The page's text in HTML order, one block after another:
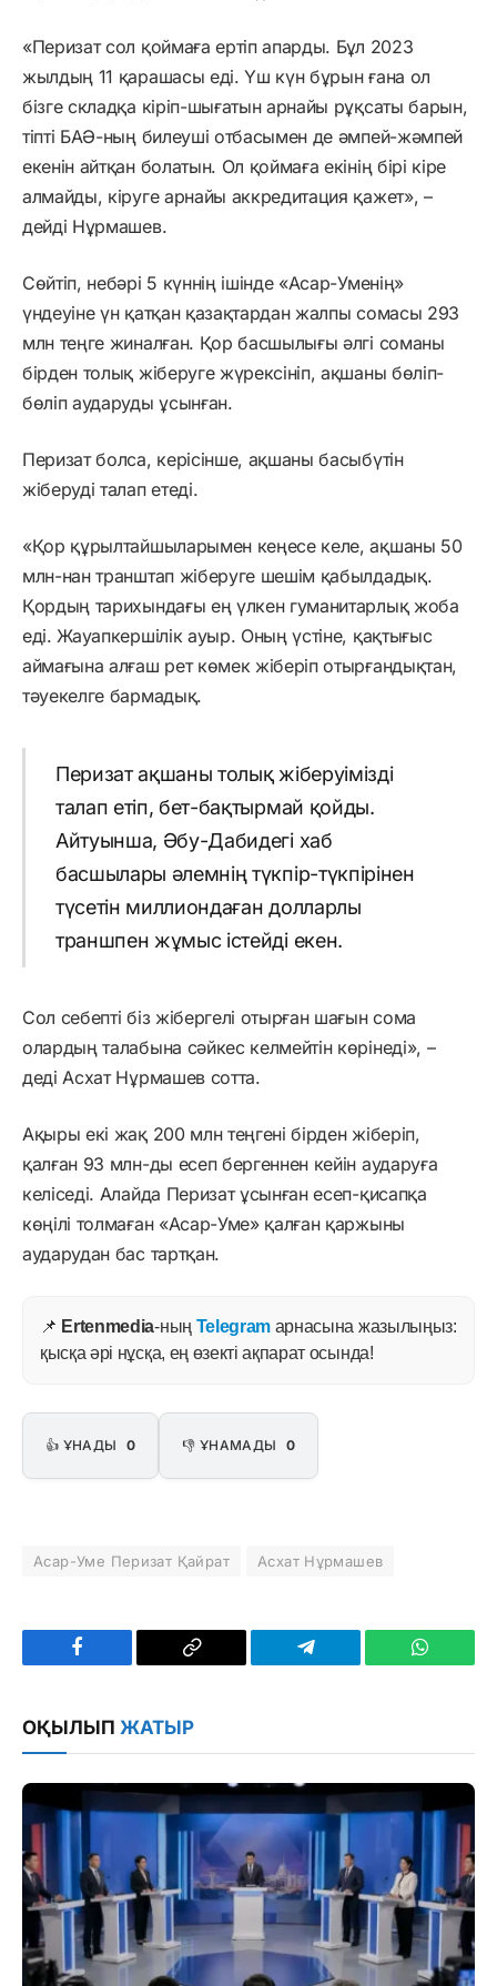
«Перизат сол қоймаға ертіп апарды. Бұл 2023
жылдың 11 қарашасы еді. Үш күн бұрын ғана ол
бізге складқа кіріп-шығатын арнайы рұқсаты барын,
тіпті БАӘ-ның билеуші отбасымен де әмпей-жәмпей
екенін айтқан болатын. Ол қоймаға екінің бірі кіре
алмайды, кіруге арнайы аккредитация қажет», –
дейді Нұрмашев.
Сөйтіп, небәрі 5 күннің ішінде «Асар-Уменің»
үндеуіне үн қатқан қазақтардан жалпы сомасы 293
млн теңге жиналған. Қор басшылығы әлгі соманы
бірден толық жіберуге жүрексініп, ақшаны бөліп-
бөліп аударуды ұсынған.
Перизат болса, керісінше, ақшаны басыбүтін
жіберуді талап етеді.
«Қор құрылтайшыларымен кеңесе келе, ақшаны 50
млн-нан транштап жіберуге шешім қабылдадық.
Қордың тарихындағы ең үлкен гуманитарлық жоба
еді. Жауапкершілік ауыр. Оның үстіне, қақтығыс
аймағына алғаш рет көмек жіберіп отырғандықтан,
тәуекелге бармадық.
Перизат ақшаны толық жіберуімізді
талап етіп, бет-бақтырмай қойды.
Айтуынша, Әбу-Дабидегі хаб
басшылары әлемнің түкпір-түкпірінен
түсетін миллиондаған долларлы
траншпен жұмыс істейді екен.
Сол себепті біз жібергелі отырған шағын сома
олардың талабына сәйкес келмейтін көрінеді», –
деді Асхат Нұрмашев сотта.
Ақыры екі жақ 200 млн теңгені бірден жіберіп,
қалған 93 млн-ды есеп бергеннен кейін аударуға
келіседі. Алайда Перизат ұсынған есеп-қисапқа
көңілі толмаған «Асар-Уме» қалған қаржыны
аударудан бас тартқан.
📌 Ertenmedia-ның Telegram арнасына жазылыңыз:
қысқа әрі нұсқа, ең өзекті ақпарат осында!
👍 ҰНАДЫ 0 👎 ҰНАМАДЫ 0
Асар-Уме Перизат Қайрат Асхат Нұрмашев
Facebook
Copy
Telegram
ОҚЫЛЫП ЖАТЫР